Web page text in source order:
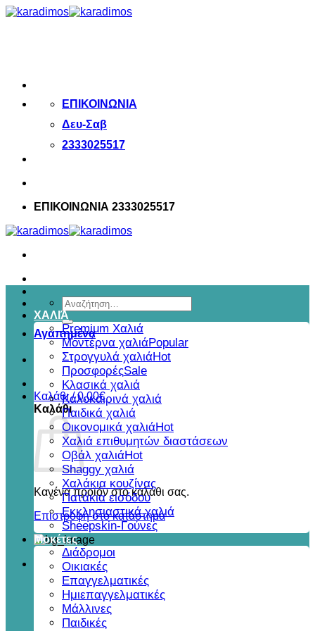
Μετάβαση
ΕΠΙΚΟΙΝΩΝΙΑ
Δευ-Σαβ
2333025517
ΕΠΙΚΟΙΝΩΝΙΑ 2333025517
Αναζήτηση
για:
Αγαπημένα
Καλάθι /0,00€
Καλάθι
Κανένα προϊόν στο καλάθι σας.
Επιστροφή στο κατάστημα
ΧΑΛΙΆ
Premium Χαλιά
Μοντέρνα χαλιά
Στρογγυλά χαλιά
Προσφορές
Κλασικά χαλιά
Καλοκαιρινά χαλιά
Παιδικά χαλιά
Οικονομικά χαλιά
Χαλιά επιθυμητών διαστάσεων
Οβάλ χαλιά
Shaggy χαλιά
Χαλάκια κουζίνας
Πατάκια εισόδου
Εκκλησιαστικά χαλιά
Sheepskin-Γούνες
Μοκέτες
Διάδρομοι
Οικιακές
Επαγγελματικές
Ημιεπαγγελματικές
Μάλλινες
Παιδικές